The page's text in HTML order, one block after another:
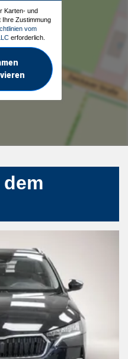
Karten- und
Ihre Zustimmung
vom
erforderlich.